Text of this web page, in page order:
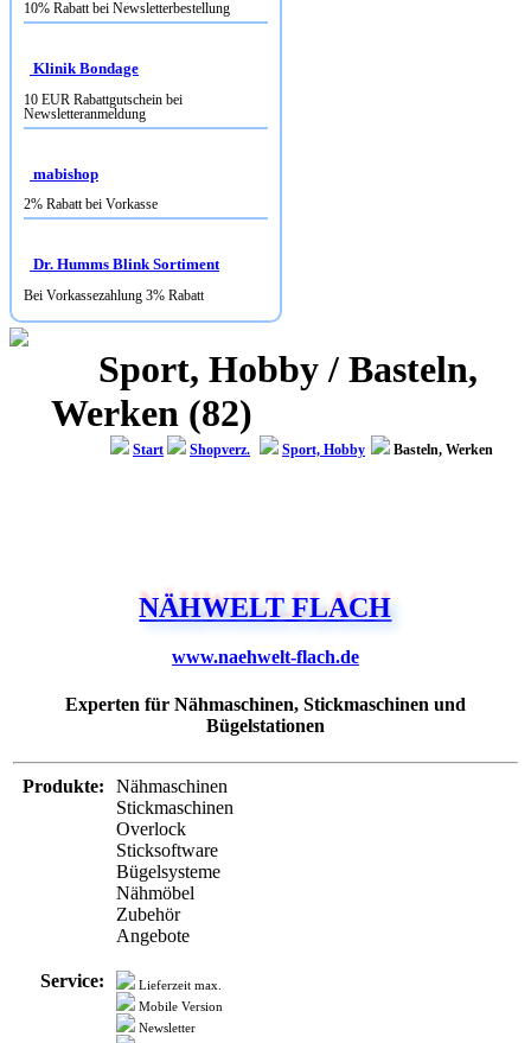
10% Rabatt bei Newsletterbestellung
Klinik Bondage
10 EUR Rabattgutschein bei
Newsletteranmeldung
mabishop
2% Rabatt bei Vorkasse
Dr. Humms Blink Sortiment
Bei Vorkassezahlung 3% Rabatt
Sport, Hobby / Basteln,
Werken (82)
Start Shopverz. Sport, Hobby Basteln, Werken
NÄHWELT FLACH
www.naehwelt-flach.de
Experten für Nähmaschinen, Stickmaschinen und
Bügelstationen
Produkte:
Nähmaschinen
Stickmaschinen
Overlock
Sticksoftware
Bügelsysteme
Nähmöbel
Zubehör
Angebote
Service:
Lieferzeit max.
Mobile Version
Newsletter